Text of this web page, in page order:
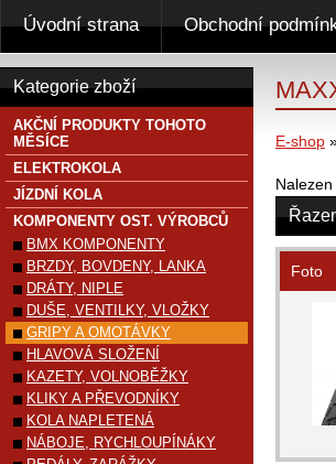
E-shop
Nalezen
Foto
Kategorie zboží
AKČNÍ PRODUKTY TOHOTO
MĚSÍCE
ELEKTROKOLA
JÍZDNÍ KOLA
KOMPONENTY OST. VÝROBCŮ
BMX KOMPONENTY
BRZDY, BOVDENY, LANKA
DRÁTY, NIPLE
DUŠE, VENTILKY, VLOŽKY
GRIPY A OMOTÁVKY
HLAVOVÁ SLOŽENÍ
KAZETY, VOLNOBĚŽKY
KLIKY A PŘEVODNÍKY
KOLA NAPLETENÁ
NÁBOJE, RYCHLOUPÍNÁKY
Úvodní strana Obchodní